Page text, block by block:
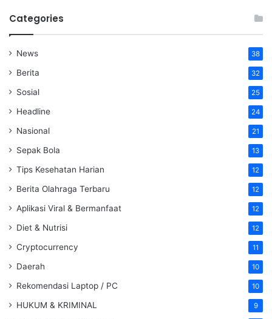
Categories
News 38
Berita 32
Sosial 25
Headline 24
Nasional 21
Sepak Bola 13
Tips Kesehatan Harian 12
Berita Olahraga Terbaru 12
Aplikasi Viral & Bermanfaat 12
Diet & Nutrisi 12
Cryptocurrency 11
Daerah 10
Rekomendasi Laptop / PC 10
HUKUM & KRIMINAL 9